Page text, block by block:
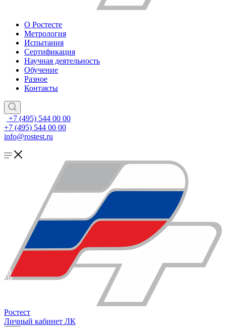
О Ростесте
Метрология
Испытания
Сертификация
Научная деятельность
Обучение
Разное
Контакты
+7 (495) 544 00 00
+7 (495) 544 00 00
info@rostest.ru
Ростест
Личный кабинет ЛК